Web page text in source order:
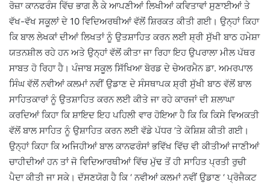
ਰੋਜ਼ਾ ਕਾਨਫਰੰਸ ਵਿੱਚ ਭਾਗ ਲੈ ਕੇ ਆਪਣੀਆਂ ਲਿਖੀਆਂ ਕਵਿਤਾਵਾਂ ਸੁਣਾਈਆਂ ਤੇ
ਵੱਖ-ਵੱਖ ਸਕੂਲਾਂ ਦੇ 10 ਵਿਦਿਅਰਥੀਆਂ ਵੱਲੋਂ ਸ਼ਿਰਕਤ ਕੀਤੀ ਗਈ। ਉਨ੍ਹਾਂ ਕਿਹਾ
ਕਿ ਬਾਲ ਲੇਖਕਾਂ ਦੀਆਂ ਲਿਖਤਾਂ ਨੂੰ ਉਤਸ਼ਾਹਿਤ ਕਰਨ ਲਈ ਸ਼੍ਰੀ ਸੁੱਖੀ ਬਾਠ ਹਮੇਸ਼ਾ
ਯਤਨਸ਼ੀਲ ਰਹੇ ਹਨ ਅਤੇ ਉਨ੍ਹਾਂ ਵੱਲੋਂ ਕੀਤਾ ਜਾ ਰਿਹਾ ਇਹ ਉਪਰਾਲਾ ਮੀਲ ਪੱਥਰ
ਸਾਬਤ ਹੋ ਰਿਹਾ ਹੈ। ਪੰਜਾਬ ਸਕੂਲ ਸਿੱਖਿਆ ਬੋਰਡ ਦੇ ਚੇਅਰਮੈਨ ਡਾ. ਅਮਰਪਾਲ
ਸਿੰਘ ਵੱਲੋਂ ਨਵੀਆਂ ਕਲਮਾਂ ਨਵੀਂ ਉਡਾਣ ਦੇ ਸੰਸਥਾਪਕ ਸ਼੍ਰੀ ਸੁੱਖੀ ਬਾਠ ਵੱਲੋਂ ਬਾਲ
ਸਾਹਿਤਕਾਰਾਂ ਨੂੰ ਉਤਸ਼ਾਹਿਤ ਕਰਨ ਲਈ ਕੀਤੇ ਜਾ ਰਹੇ ਕਾਰਜਾਂ ਦੀ ਸ਼ਲਾਘਾ
ਕਰਦਿਆਂ ਕਿਹਾ ਕਿ ਸ਼ਾਇਦ ਇਹ ਪਹਿਲੀ ਵਾਰ ਹੋਇਆ ਹੈ ਕਿ ਕਿ ਕਿਸੇ ਵਿਅਕਤੀ
ਵੱਲੋਂ ਬਾਲ ਸਾਹਿਤ ਨੂੰ ਉਸ਼ਾਹਿਤ ਕਰਨ ਲਈ ਵੱਡੇ ਪੱਧਰ ’ਤੇ ਕੋਸ਼ਿਸ਼ ਕੀਤੀ ਗਈ।
ਉਨ੍ਹਾਂ ਕਿਹਾ ਕਿ ਅਜਿਹੀਆਂ ਬਾਲ ਕਾਨਫਰੰਸਾਂ ਭਵਿੱਖ ਵਿੱਚ ਵੀ ਕੀਤੀਆਂ ਜਾਣੀਆਂ
ਚਾਹੀਦੀਆਂ ਹਨ ਤਾਂ ਜੋ ਵਿਦਿਆਰਥੀਆਂ ਵਿੱਚ ਮੁੱਢ ਤੋਂ ਹੀ ਸਾਹਿਤ ਪ੍ਰਤੀ ਰੁਚੀ
ਪੈਦਾ ਕੀਤੀ ਜਾ ਸਕੇ। ਦੱਸਣਯੋਗ ਹੈ ਕਿ ‘ ਨਵੀਆਂ ਕਲਮਾਂ ਨਵੀਂ ਉਡਾਣ ‘ ਪ੍ਰੋਜੈਕਟ